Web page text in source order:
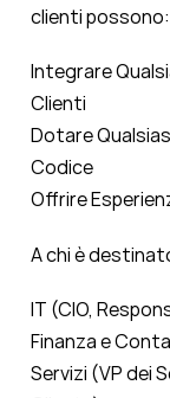
clienti possono:
Integrare
Clienti
Dotare
Codice
Offrire
A chi è
IT (CIO,
Finanza e
Servizi (VP dei